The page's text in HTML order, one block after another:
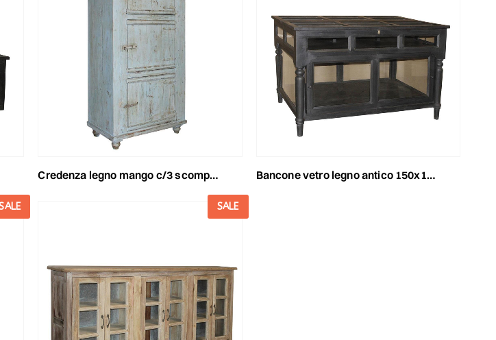
credenza legno mango c/3 scomparti 89x46 cm h.165 cm azzurro bancone vetro legno antico 150x103 cm h.97 cm wenge’
SALE